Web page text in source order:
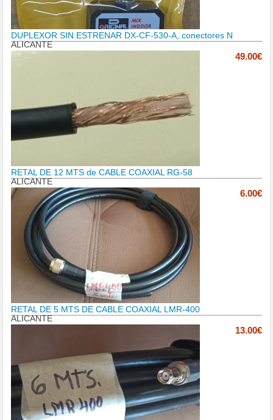
DUPLEXOR SIN ESTRENAR DX-CF-530-A, conectores N
ALICANTE
49.00€
RETAL DE 12 MTS de CABLE COAXIAL RG-58
ALICANTE
6.00€
RETAL DE 5 MTS DE CABLE COAXIAL LMR-400
ALICANTE
13.00€